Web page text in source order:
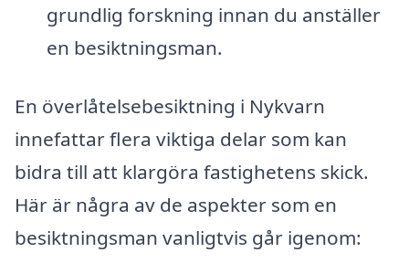
grundlig forskning innan du anställer
en besiktningsman.
En överlåtelsebesiktning i Nykvarn
innefattar flera viktiga delar som kan
bidra till att klargöra fastighetens skick.
Här är några av de aspekter som en
besiktningsman vanligtvis går igenom: